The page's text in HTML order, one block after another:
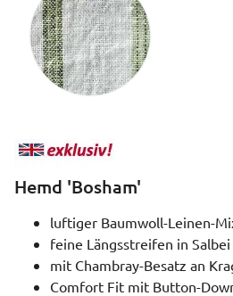
Hemd 'Bosham'
luftiger Baumwoll-Leinen-
feine Längsstreifen in Salbei
mit Chambray-Besatz an
Comfort Fit mit Button-